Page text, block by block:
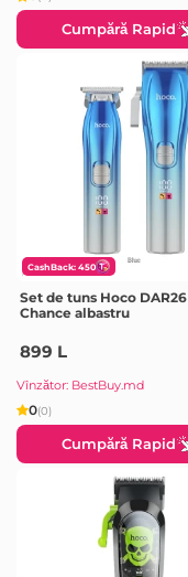
Cumpără Rapid
CashBack: 450
Set de tuns Hoco DAR26
Chance albastru
899 L
Vînzător: BestBuy.md
0(0)
Cumpără Rapid